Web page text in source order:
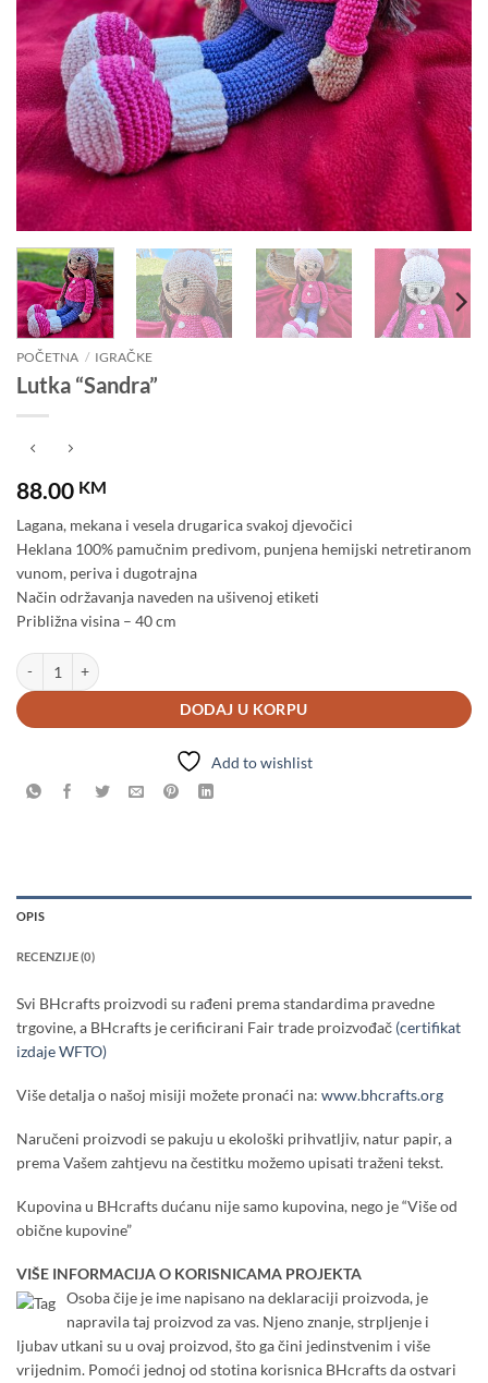
POČETNA / IGRAČKE
Lutka “Sandra”
88.00 KM
Lagana, mekana i vesela drugarica svakoj djevočici
Heklana 100% pamučnim predivom, punjena hemijski netretiranom
vunom, periva i dugotrajna
Način održavanja naveden na ušivenoj etiketi
Približna visina – 40 cm
Lutka "Sandra" količina
DODAJ U KORPU
Add to wishlist
OPIS
RECENZIJE (0)
Svi BHcrafts proizvodi su rađeni prema standardima pravedne
trgovine, a BHcrafts je cerificirani Fair trade proizvođač (certifikat
izdaje WFTO)
Više detalja o našoj misiji možete pronaći na: www.bhcrafts.org
Naručeni proizvodi se pakuju u ekološki prihvatljiv, natur papir, a
prema Vašem zahtjevu na čestitku možemo upisati traženi tekst.
Kupovina u BHcrafts dućanu nije samo kupovina, nego je “Više od
obične kupovine”
VIŠE INFORMACIJA O KORISNICAMA PROJEKTA
Osoba čije je ime napisano na deklaraciji proizvoda, je
napravila taj proizvod za vas. Njeno znanje, strpljenje i
ljubav utkani su u ovaj proizvod, što ga čini jedinstvenim i više
vrijednim. Pomoći jednoj od stotina korisnica BHcrafts da ostvari